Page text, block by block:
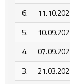
6.
5.
4.
3.